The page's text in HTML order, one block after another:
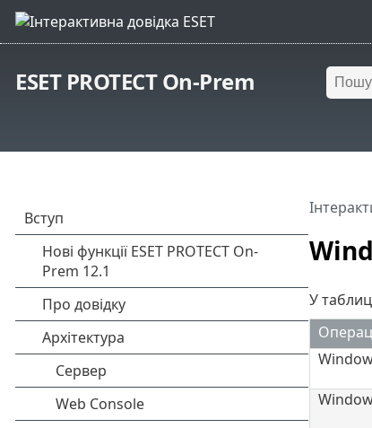
ESET PROTECT On-Prem
У